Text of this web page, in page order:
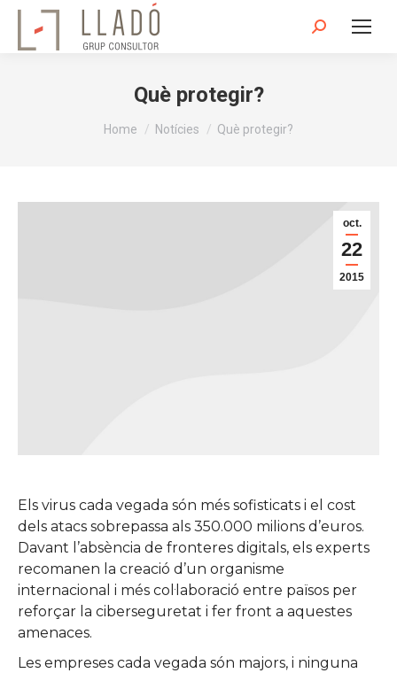
Search:
Què protegir?
You are here:
Home Notícies Què protegir?
oct.
22
2015
Els virus cada vegada són més sofisticats i el cost
dels atacs sobrepassa als 350.000 milions d’euros.
Davant l’absència de fronteres digitals, els experts
recomanen la creació d’un organisme
internacional i més col·laboració entre països per
reforçar la ciberseguretat i fer front a aquestes
amenaces.
Les empreses cada vegada són majors, i ninguna